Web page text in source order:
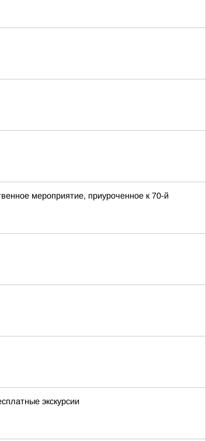
мероприятие, приуроченное к 70-й
экскурсии